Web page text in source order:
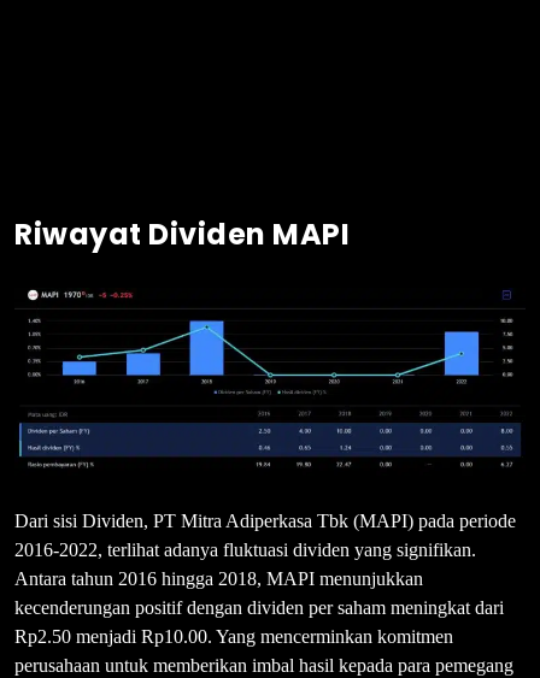
Riwayat Dividen MAPI
Dari sisi Dividen, PT Mitra Adiperkasa Tbk (MAPI) pada periode
2016-2022, terlihat adanya fluktuasi dividen yang signifikan.
Antara tahun 2016 hingga 2018, MAPI menunjukkan
kecenderungan positif dengan dividen per saham meningkat dari
Rp2.50 menjadi Rp10.00. Yang mencerminkan komitmen
perusahaan untuk memberikan imbal hasil kepada para pemegang